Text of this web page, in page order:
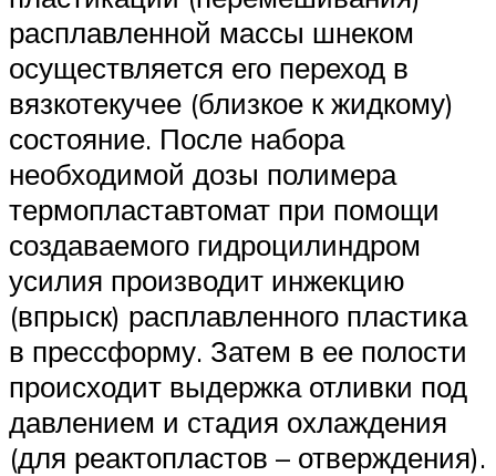
расплавленной массы шнеком
осуществляется его переход в
вязкотекучее (близкое к жидкому)
состояние. После набора
необходимой дозы полимера
термопластавтомат при помощи
создаваемого гидроцилиндром
усилия производит инжекцию
(впрыск) расплавленного пластика
в прессформу. Затем в ее полости
происходит выдержка отливки под
давлением и стадия охлаждения
(для реактопластов – отверждения).